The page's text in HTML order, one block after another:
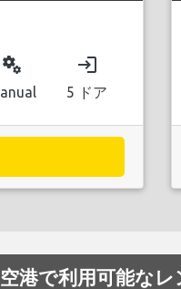
miscellaneous_services login
5 ドア
港で利用可能なレ